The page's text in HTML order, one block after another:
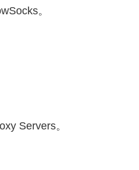
。
Servers。